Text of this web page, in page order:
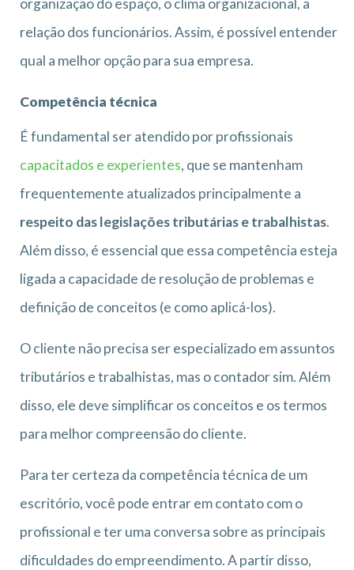
organização do espaço, o clima organizacional, a
relação dos funcionários. Assim, é possível entender
qual a melhor opção para sua empresa.
Competência técnica
É fundamental ser atendido por profissionais
capacitados e experientes, que se mantenham
frequentemente atualizados principalmente a
respeito das legislações tributárias e trabalhistas.
Além disso, é essencial que essa competência esteja
ligada a capacidade de resolução de problemas e
definição de conceitos (e como aplicá-los).
O cliente não precisa ser especializado em assuntos
tributários e trabalhistas, mas o contador sim. Além
disso, ele deve simplificar os conceitos e os termos
para melhor compreensão do cliente.
Para ter certeza da competência técnica de um
escritório, você pode entrar em contato com o
profissional e ter uma conversa sobre as principais
dificuldades do empreendimento. A partir disso,